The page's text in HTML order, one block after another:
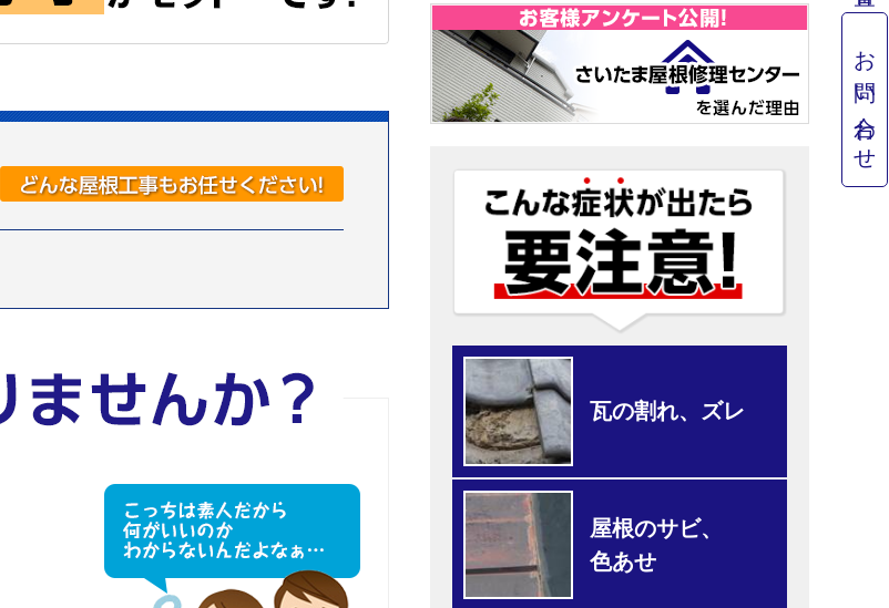
お問い合わせ
天窓工事
瓦の割れ、ズレ
屋根のサビ、
色あせ